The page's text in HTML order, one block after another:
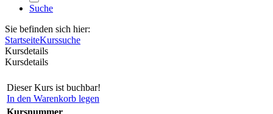
Suche
Sie befinden sich hier:
StartseiteKurssuche
Kursdetails
Kursdetails
Dieser Kurs ist buchbar!
In den Warenkorb legen